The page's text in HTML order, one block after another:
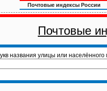
Почтовые индексы России
Почтовые
названия улицы или населённого